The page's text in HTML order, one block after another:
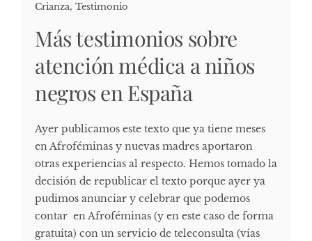
Crianza, Testimonio
Más testimonios sobre
atención médica a niños
negros en España
Ayer publicamos este texto que ya tiene meses
en Afroféminas y nuevas madres aportaron
otras experiencias al respecto. Hemos tomado la
decisión de republicar el texto porque ayer ya
pudimos anunciar y celebrar que podemos
contar en Afroféminas (y en este caso de forma
gratuita) con un servicio de teleconsulta (vías